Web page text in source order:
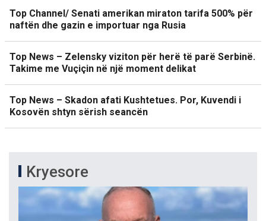
Top Channel/ Senati amerikan miraton tarifa 500% për
naftën dhe gazin e importuar nga Rusia
Top News – Zelensky viziton për herë të parë Serbinë.
Takime me Vuçiçin në një moment delikat
Top News – Skadon afati Kushtetues. Por, Kuvendi i
Kosovën shtyn sërish seancën
Kryesore